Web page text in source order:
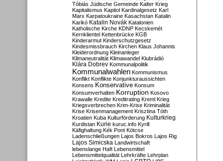
Tóbiás Jüdische Gemeinde Kalter Krieg
Kapitalismus Kapitol Kardinalgesetz Karl
Marx Karpatoukraine Kasachstan Katalin
Karikó Katalin Novák Katalonien
Katholische Kirche KDNP Kecskemét
Kernklientel Kettenbrücke KGB
Kinderarmut Kinderschutzgesetz
Kindesmissbrauch Kirchen Klaus Johannis
Kleiderordnung Kleinanleger
Klimaneutralität Klimawandel Klubrádió
Klára Dobrev Kommunalpolitik
Kommunalwahlen Kommunismus
Konflikt Konflikte Konjunkturaussichten
Konsens Konservative Konsum
Konsumverhalten Korruption Kosovo
Krawalle Kredite Kreditrating Kreml Krieg
Kriegsverbrechen Krim-Krise Kriminalität
Krise Krisenmanagement Krisztina Tóth
Kroatien Kuba Kulturförderung Kulturkrieg
Kurdistan Kurie kuruc.info Kyrill
Käfighaltung Kék Pont Kötcse
Ladenschließungen Lajos Bokros Lajos Rig
Lajos Simicska Landwirtschaft
lebenslange Haft Lebensmittel
Lebensmittelqualität Lehrkräfte Lehrplan